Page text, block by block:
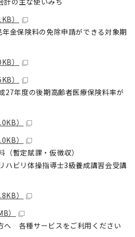
）
金保険料の免除申請ができる対象期
）
）
27年度の後期高齢者医療保険料率が
）
）
暫定賦課・仮徴収）
ハビリ体操指導士3級養成講習会受講
）
）
へ 各種サービスをご利用ください